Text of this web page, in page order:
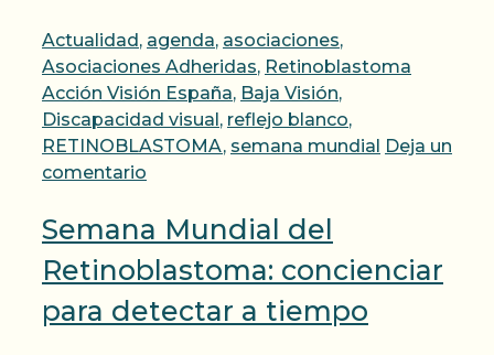
Categorías
Actualidad, agenda, asociaciones,
Asociaciones Adheridas, Retinoblastoma
Acción Visión España, Baja Visión,
Discapacidad visual, reflejo blanco,
RETINOBLASTOMA, semana mundial Deja un
comentario
Semana Mundial del
Retinoblastoma: concienciar
para detectar a tiempo